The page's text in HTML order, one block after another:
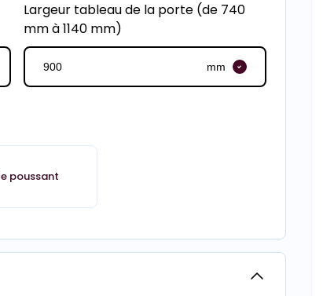
Largeur tableau de la porte (de 740
mm à 1140 mm)
mm
poussant